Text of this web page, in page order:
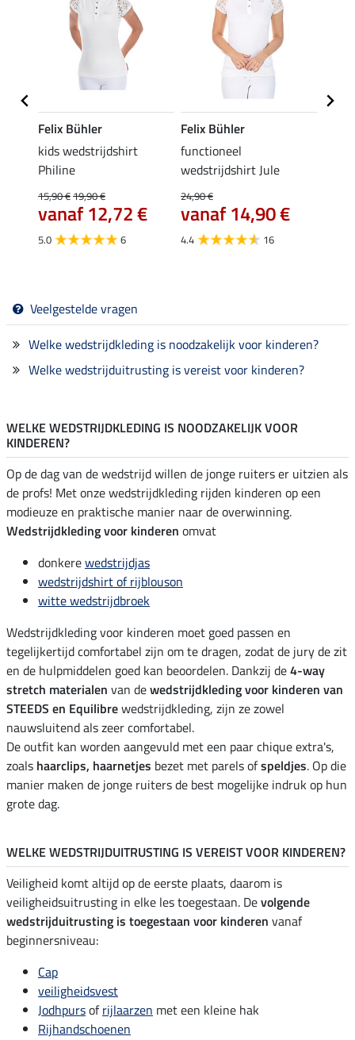
Felix Bühler
kids wedstrijdshirt
Philine
15,90 €19,90 €
vanaf 12,72 €
5.0 6
Felix Bühler
functioneel
wedstrijdshirt Jule
24,90 €
vanaf 14,90 €
4.4 16
Veelgestelde vragen
Welke wedstrijdkleding is noodzakelijk voor kinderen?
Welke wedstrijduitrusting is vereist voor kinderen?
WELKE WEDSTRIJDKLEDING IS NOODZAKELIJK VOOR
KINDEREN?
Op de dag van de wedstrijd willen de jonge ruiters er uitzien als
de profs! Met onze wedstrijdkleding rijden kinderen op een
modieuze en praktische manier naar de overwinning.
Wedstrijdkleding voor kinderen omvat
donkerewedstrijdjas
wedstrijdshirt of rijblouson
witte wedstrijdbroek
Wedstrijdkleding voor kinderen moet goed passen en
tegelijkertijd comfortabel zijn om te dragen, zodat de jury de zit
en de hulpmiddelen goed kan beoordelen. Dankzij de4-way
stretch materialen van dewedstrijdkleding voor kinderen van
STEEDS en Equilibrewedstrijdkleding, zijn ze zowel
nauwsluitend als zeer comfortabel.
De outfit kan worden aangevuld met een paar chique extra's,
zoals haarclips, haarnetjes bezet met parels ofspeldjes. Op die
manier maken de jonge ruiters de best mogelijke indruk op hun
grote dag.
WELKE WEDSTRIJDUITRUSTING IS VEREIST VOOR KINDEREN?
Veiligheid komt altijd op de eerste plaats, daarom is
veiligheidsuitrusting in elke les toegestaan. Devolgende
wedstrijduitrusting is toegestaan voor kinderen vanaf
beginnersniveau:
Cap
veiligheidsvest
Jodhpursofrijlaarzen met een kleine hak
Rijhandschoenen